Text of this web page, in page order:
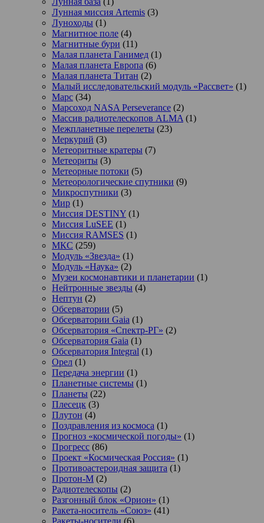
Лунная миссия Artemis (3)
Луноходы (1)
Магнитное поле (4)
Магнитные бури (11)
Малая планета Ганимед (1)
Малая планета Европа (6)
Малая планета Титан (2)
Малый исследовательский модуль «Рассвет» (1)
Марс (34)
Марсоход NASA Perseverance (2)
Массив радиотелескопов ALMA (1)
Межпланетные перелеты (23)
Меркурий (3)
Метеоритные кратеры (7)
Метеориты (3)
Метеорные потоки (5)
Метеорологические спутники (9)
Микроспутники (3)
Мир (1)
Миссия DESTINY (1)
Миссия LuSEE (1)
Миссия RAMSES (1)
МКС (259)
Модуль «Звезда» (1)
Модуль «Наука» (2)
Музеи космонавтики и планетарии (1)
Нейтронные звезды (4)
Нептун (2)
Обсерватории (5)
Обсерватории Gaia (1)
Обсерватория «Спектр-РГ» (2)
Обсерватория Gaia (1)
Обсерватория Integral (1)
Орел (1)
Передача энергии (1)
Планетные системы (1)
Планеты (22)
Плесецк (3)
Плутон (4)
Поздравления из космоса (1)
Прогноз «космической погоды» (1)
Прогресс (86)
Проект «Космическая Россия» (1)
Противоастероидная защита (1)
Протон-М (2)
Радиотелескопы (2)
Разгонный блок «Орион» (1)
Ракета-носитель «Союз» (41)
Ракеты-носители (6)